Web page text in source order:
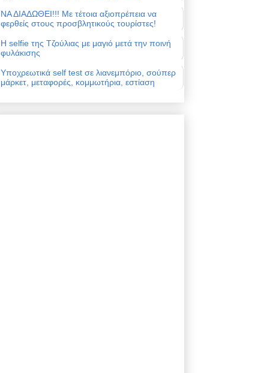
ΝΑ ΔΙΑΔΩΘΕΙ!!! Με τέτοια αξιοπρέπεια να
φερθείς στους προσβλητικούς τουρίστες!
Η selfie της Τζούλιας με μαγιό μετά την ποινή
φυλάκισης
Υποχρεωτικά self test σε λιανεμπόριο, σούπερ
μάρκετ, μεταφορές, κομμωτήρια, εστίαση